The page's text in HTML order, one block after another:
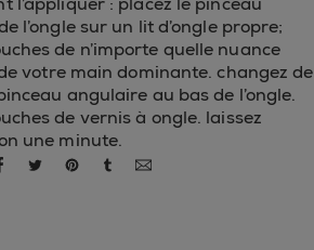
l’ongle sur un lit d’ongle propre;
de n’importe quelle nuance
votre main dominante. changez de
angulaire au bas de l’ongle.
de vernis à ongle. laissez
une minute.
partager par facebook
partager par twitter
partager par pinterest
partager par tumblr